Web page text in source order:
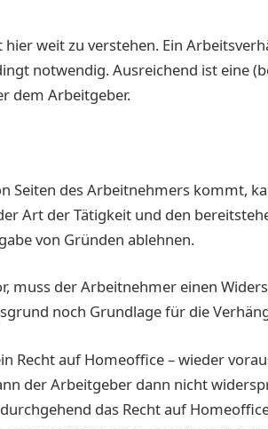
weit zu verstehen. Ein
notwendig. Ausreichend ist eine
dem Arbeitgeber.
Seiten des Arbeitnehmers kommt,
Art der Tätigkeit und den
von Gründen ablehnen.
muss der Arbeitnehmer einen
noch Grundlage für die
Recht auf Homeoffice – wieder
der Arbeitgeber dann nicht
das Recht auf